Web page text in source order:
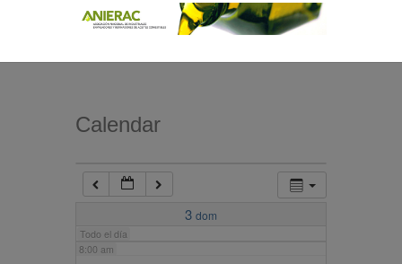
Calendar
3 dom
Todo el día
7:00 am
8:00 am